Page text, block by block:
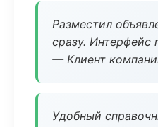
Разместил
сразу. Интерфейс
— Клиент
Удобный